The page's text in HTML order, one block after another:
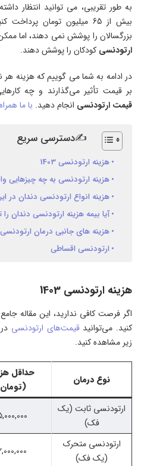
بیش از 65 میلیون تومان
بزرگسالان را پوشش نمی دهند، اما
ارتودنسی کودکان را پوشش دهند.
در ادامه به شما می گوییم که هزینه
بر قیمت تأثیر می‌گذارند و چه
قیمت ارتودنسی انجام دهید. با ما
✍دسترسی سریع
هزینه ارتودنسی 1403
هزینه ارتودنسی به چه چیزهایی
هزینه انواع ارتودنسی دندان در
آیا بیمه هزینه ارتودنسی دندان را
هزینه های جانبی درمان ارتودنسی
ارتودنسی اقساطی
هزینه ارتودنسی 1403
اگر فرصت کافی ندارید، این مقاله
کنید. می‌توانیدقیمت‌های ارتودنسی
زیر مشاهده کنید.
نوع درمان
حداقل
ارتودنسی ثابت (یک
فک)
ارتودنسی متحرک
(یک فک)